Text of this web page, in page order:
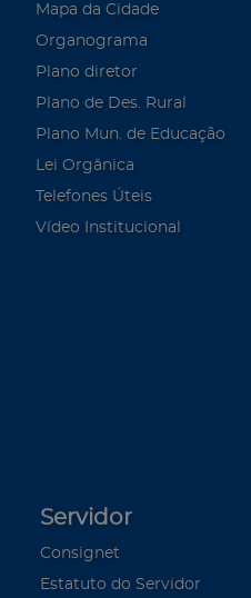
Mapa da Cidade
Organograma
Plano diretor
Plano de Des. Rural
Plano Mun. de Educação
Lei Orgânica
Telefones Úteis
Vídeo Institucional
Servidor
Consignet
Estatuto do Servidor